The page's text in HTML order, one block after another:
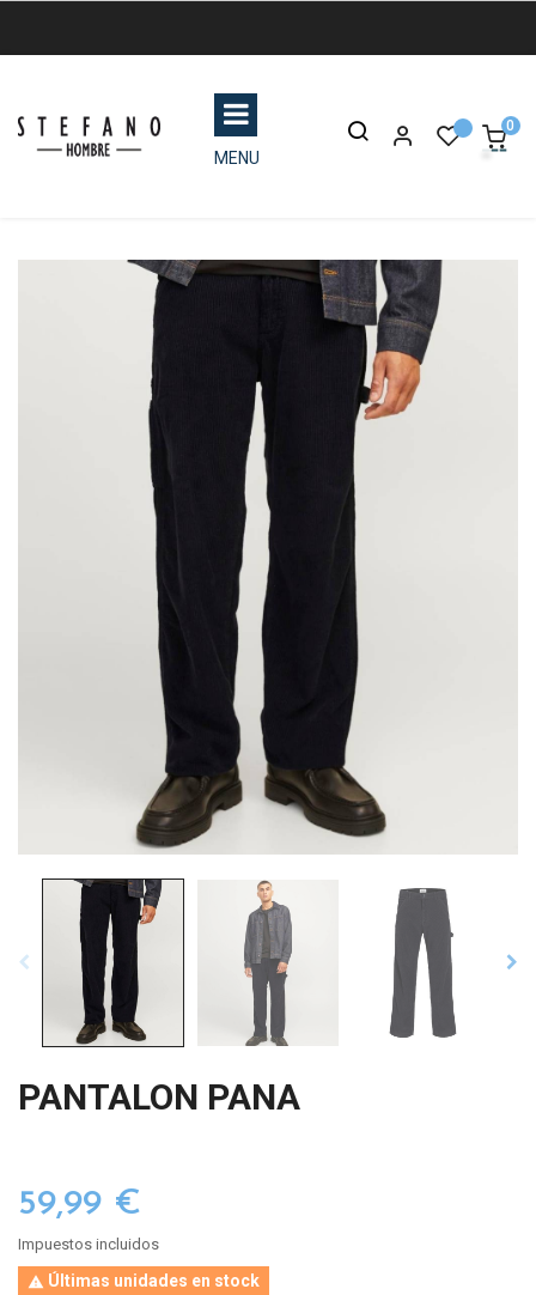
MENU
0
PANTALON PANA
59,99 €
Impuestos incluidos
 Últimas unidades en stock